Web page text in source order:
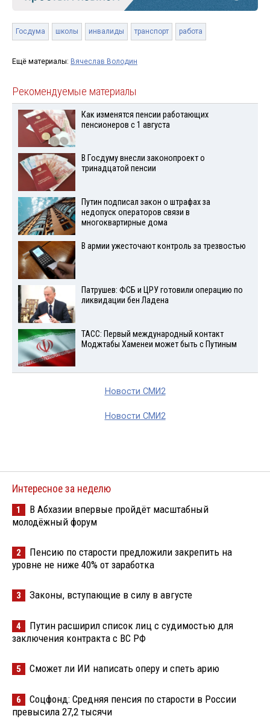
Госдума школы инвалиды транспорт работа
Ещё материалы: Вячеслав Володин
Рекомендуемые материалы
Как изменятся пенсии работающих
пенсионеров с 1 августа
В Госдуму внесли законопроект о
тринадцатой пенсии
Путин подписал закон о штрафах за
недопуск операторов связи в
многоквартирные дома
В армии ужесточают контроль за трезвостью
Патрушев: ФСБ и ЦРУ готовили операцию по
ликвидации бен Ладена
ТАСС: Первый международный контакт
Моджтабы Хаменеи может быть с Путиным
Новости СМИ2
Новости СМИ2
Интересное за неделю
1
В Абхазии впервые пройдёт масштабный
молодёжный форум
2
Пенсию по старости предложили закрепить на
уровне не ниже 40% от заработка
3 Законы, вступающие в силу в августе
4
Путин расширил список лиц с судимостью для
заключения контракта с ВС РФ
5 Сможет ли ИИ написать оперу и спеть арию
6
Соцфонд: Средняя пенсия по старости в России
превысила 27,2 тысячи